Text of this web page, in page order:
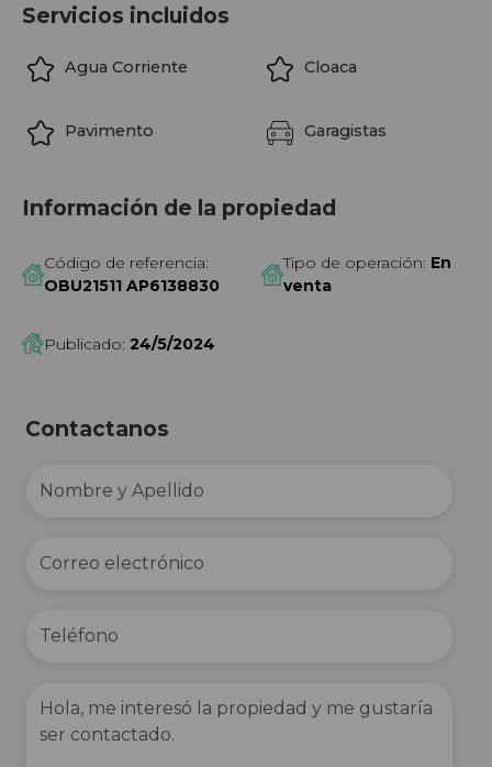
Servicios incluidos
Agua Corriente Cloaca
Pavimento Garagistas
Información de la propiedad
Código de referencia:
OBU21511 AP6138830
Tipo de operación: En
venta
Publicado: 24/5/2024
Contactanos